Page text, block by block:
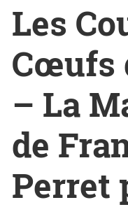
Les
Cœufs
– La
de
Perret